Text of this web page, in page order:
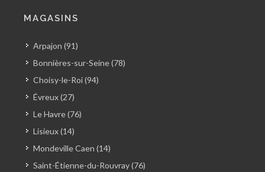
MAGASINS
Arpajon (91)
Bonnières-sur-Seine (78)
Choisy-le-Roi (94)
Évreux (27)
Le Havre (76)
Lisieux (14)
Mondeville Caen (14)
Saint-Étienne-du-Rouvray (76)